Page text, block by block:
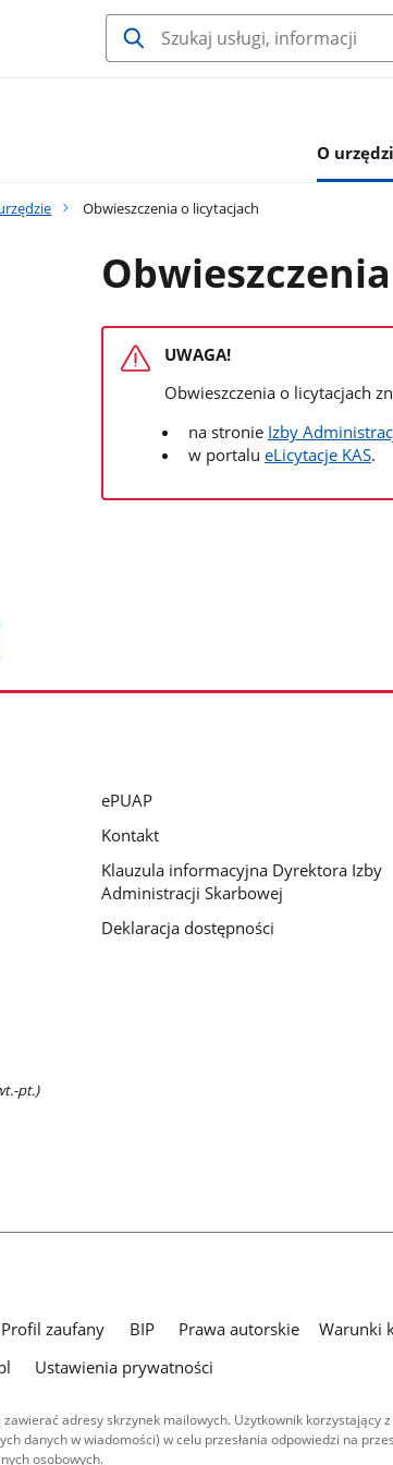
O
Obwieszczenia o licytacjach
UWAGA!
Obwieszczenia o licytacjach
na stronie Izby
w portalueLicytacje KAS.
pt.)
ePUAP
Kontakt
Klauzula informacyjna Dyrektora Izby
Administracji Skarbowej
Deklaracja dostępności
Profil zaufany BIP Prawa autorskie Warunki
Ustawienia prywatności
adresy skrzynek mailowych. Użytkownik
danych w wiadomości) w celu przesłania odpowiedzi na
osobowych.